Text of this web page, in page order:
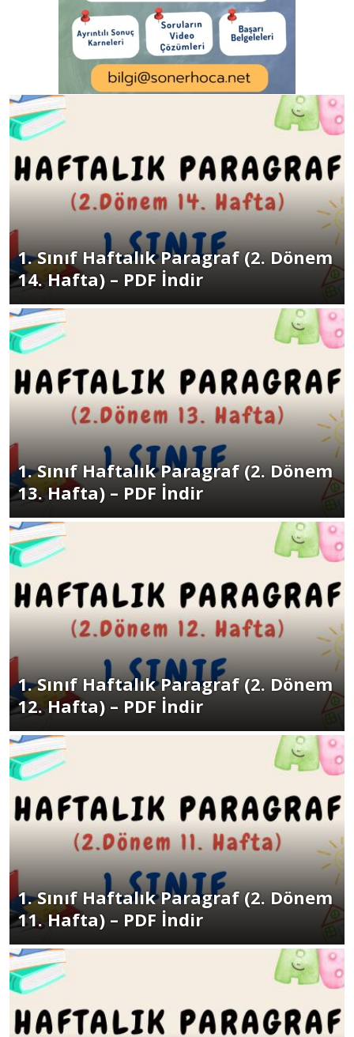
1. Sınıf Haftalık Paragraf (2. Dönem
14. Hafta) – PDF İndir
1. Sınıf Haftalık Paragraf (2. Dönem
13. Hafta) – PDF İndir
1. Sınıf Haftalık Paragraf (2. Dönem
12. Hafta) – PDF İndir
1. Sınıf Haftalık Paragraf (2. Dönem
11. Hafta) – PDF İndir